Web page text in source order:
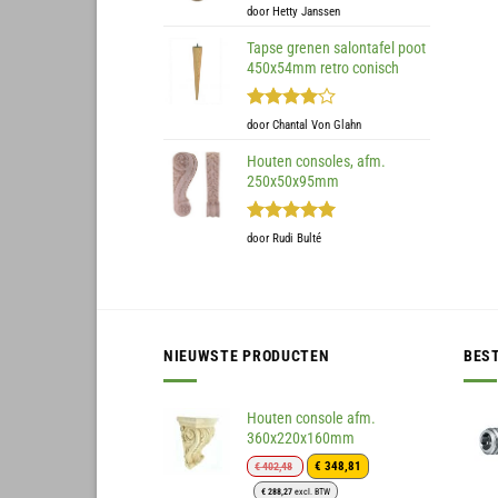
Gewaardeerd
door Hetty Janssen
Tapse grenen salontafel poot
450x54mm retro conisch
Gewaardeerd
door Chantal Von Glahn
Houten consoles, afm.
250x50x95mm
Gewaardeerd
door Rudi Bulté
NIEUWSTE PRODUCTEN
Houten console afm.
360x220x160mm
€402,48
Oorspronkelijke
prijs
€ 348,81
Huidige
€ 288,27 excl. BTW